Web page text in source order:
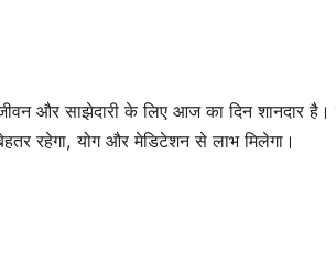
और साझेदारी के लिए आज का दिन शानदार है।
रहेगा, योग और मेडिटेशन से लाभ मिलेगा।